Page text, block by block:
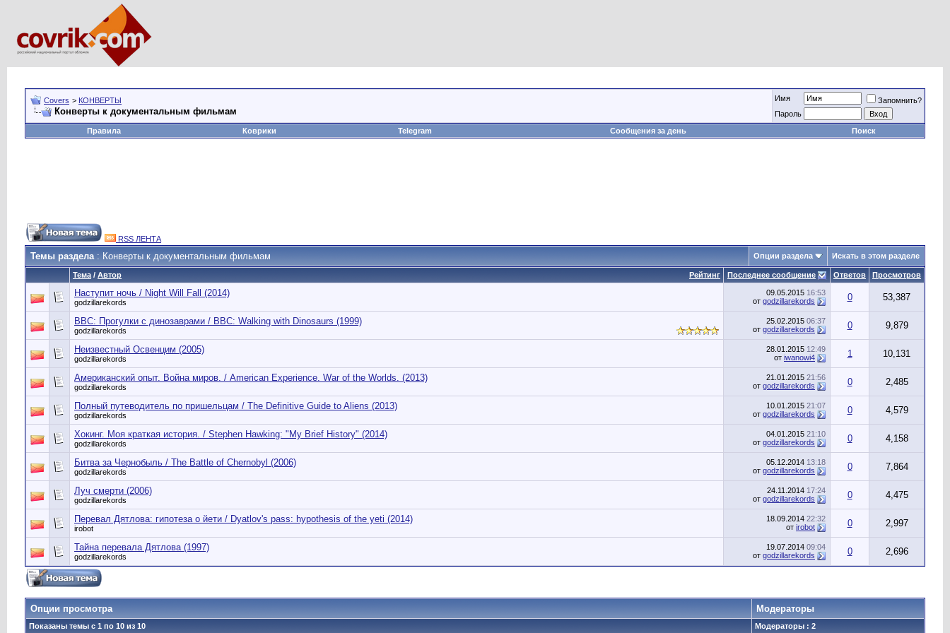
Covers > КОНВЕРТЫ
Конверты к документальным фильмам
Имя
Запомнить?
Пароль
Правила
Коврики Telegram Сообщения за день Поиск
RSS ЛЕНТА
Темы раздела: Конверты к документальным фильмам Опции раздела Искать в этом разделе
Рейтинг
Тема / Автор Последнее сообщение Ответов Просмотров
Наступит ночь / Night Will Fall (2014)
godzillarekords
09.05.2015 16:53
от godzillarekords 0 53,387
BBC: Прогулки с динозаврами / BBC: Walking with Dinosaurs (1999)
godzillarekords
25.02.2015 06:37
от godzillarekords 0 9,879
Неизвестный Освенцим (2005)
godzillarekords
28.01.2015 12:49
от iwanowi4 1 10,131
Американский опыт. Война миров. / American Experience. War of the Worlds. (2013)
godzillarekords
21.01.2015 21:56
от godzillarekords 0 2,485
Полный путеводитель по пришельцам / The Definitive Guide to Aliens (2013)
godzillarekords
10.01.2015 21:07
от godzillarekords 0 4,579
Хокинг. Моя краткая история. / Stephen Hawking: "My Brief History" (2014)
godzillarekords
04.01.2015 21:10
от godzillarekords 0 4,158
Битва за Чернобыль / The Battle of Chernobyl (2006)
godzillarekords
05.12.2014 13:18
от godzillarekords 0 7,864
Луч смерти (2006)
godzillarekords
24.11.2014 17:24
от godzillarekords 0 4,475
Перевал Дятлова: гипотеза о йети / Dyatlov's pass: hypothesis of the yeti (2014)
irobot
18.09.2014 22:32
от irobot 0 2,997
Тайна перевала Дятлова (1997)
godzillarekords
19.07.2014 09:04
от godzillarekords 0 2,696
Опции просмотра Модераторы
Показаны темы с 1 по 10 из 10 Модераторы : 2